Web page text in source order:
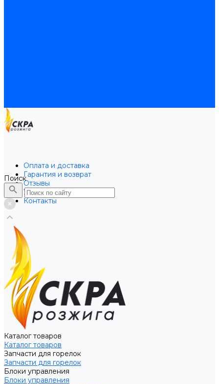
Оплата и доставка
Гарантия и возврат
Отзывы
Услуги
Контакты
Поиск
Каталог товаров
Каталог товаров
Запчасти для горелок
Запчасти для горелок
Блоки управления
Блоки управления